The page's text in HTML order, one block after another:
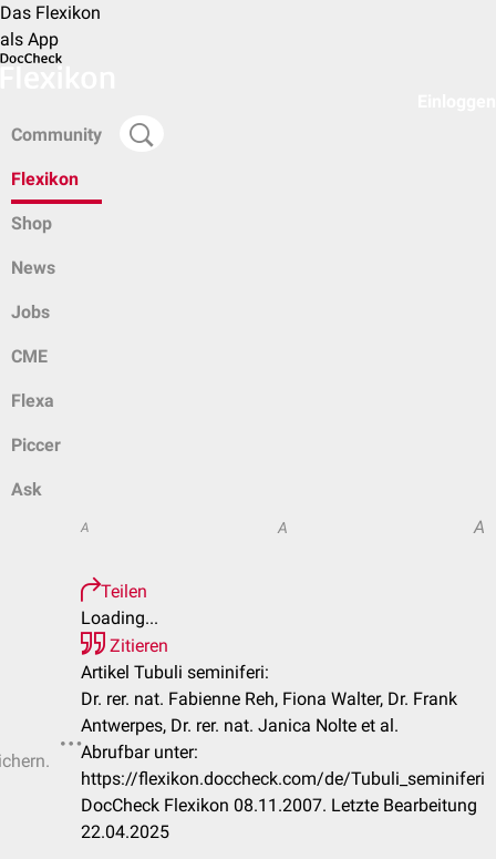
Das Flexikon
als App
Community
Flexikon
Shop
News
Jobs
CME
Flexa
Piccer
Ask
A A A
Teilen
Loading...
Zitieren
Artikel Tubuli seminiferi:
Dr. rer. nat. Fabienne Reh, Fiona Walter, Dr. Frank
Antwerpes, Dr. rer. nat. Janica Nolte et al.
Abrufbar unter:
https://flexikon.doccheck.com/de/Tubuli_seminiferi
DocCheck Flexikon 08.11.2007. Letzte Bearbeitung
22.04.2025